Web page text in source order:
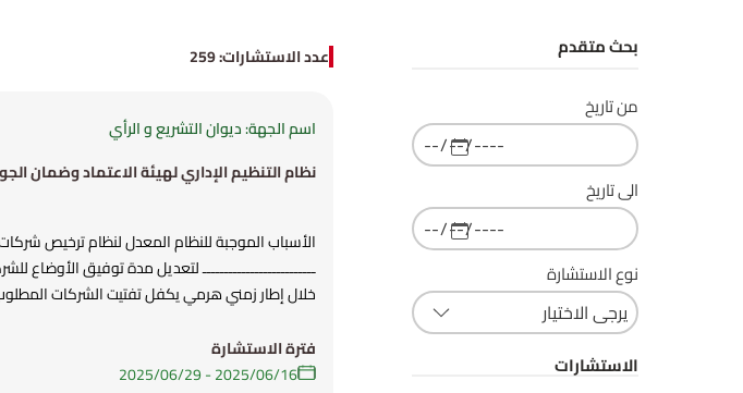
بحث متقدم
من تاريخ
الى تاريخ
نوع الاستشارة
الاستشارات
عدد الاستشارات: 259
اسم الجهة: ديوان التشريع و الرأي
نظام التنظيم الإداري لهيئة الاعتماد وضمان
الأسباب الموجبة للنظام المعدل لنظام ترخيص
ــــــــــــــــــــــــــ لتعديل مدة توفيق الأوضاع
خلال إطار زمني هرمي يكفل تفتيت الشركات
ولتجنب الآثار الاقتصادية والاجتماعية التي ستنجم
الشركات من السوق لدى انتهاء مهلة توفيق الأوضاع
فترة الاستشارة
16‏/06‏/2025
-
29‏/06‏/2025